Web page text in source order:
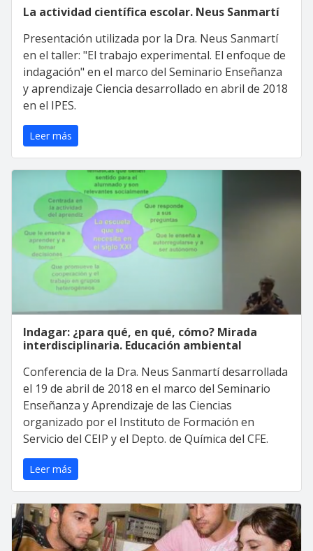
La actividad científica escolar. Neus Sanmartí
Presentación utilizada por la Dra. Neus Sanmartí
en el taller: "El trabajo experimental. El enfoque de
indagación" en el marco del Seminario Enseñanza
y aprendizaje Ciencia desarrollado en abril de 2018
en el IPES.
Leer más
Indagar: ¿para qué, en qué, cómo? Mirada
interdisciplinaria. Educación ambiental
Conferencia de la Dra. Neus Sanmartí desarrollada
el 19 de abril de 2018 en el marco del Seminario
Enseñanza y Aprendizaje de las Ciencias
organizado por el Instituto de Formación en
Servicio del CEIP y el Depto. de Química del CFE.
Leer más